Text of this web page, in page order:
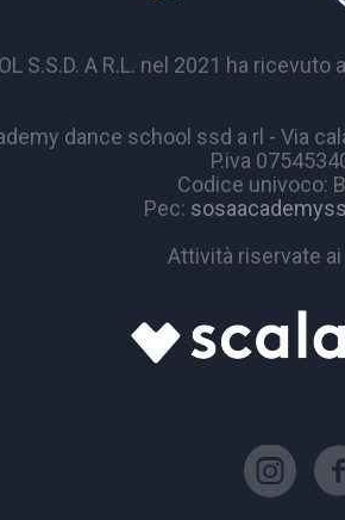
S.S.D. A R.L. nel 2021 ha
dance school ssd a rl - Via
P.iva
Codice univoco:
Pec:
Attività riservate